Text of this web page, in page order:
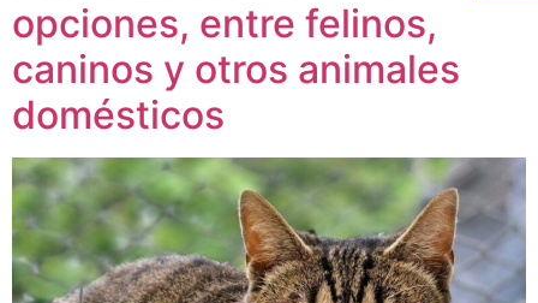
opciones, entre felinos,
caninos y otros animales
domésticos